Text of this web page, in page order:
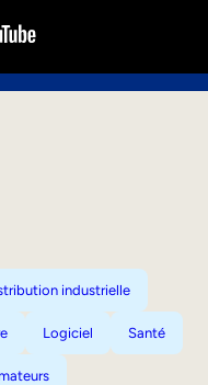
industrielle
Logiciel Santé